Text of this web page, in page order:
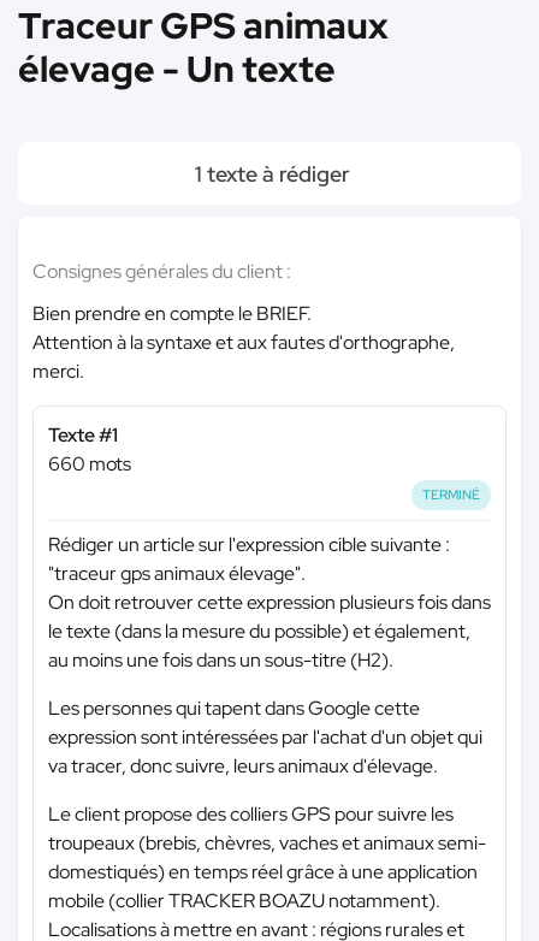
Traceur GPS animaux
élevage - Un texte
1 texte à rédiger
Consignes générales du client :
Bien prendre en compte le BRIEF.
Attention à la syntaxe et aux fautes d'orthographe,
merci.
Texte #1
660 mots
TERMINÉ
Rédiger un article sur l'expression cible suivante :
"traceur gps animaux élevage".
On doit retrouver cette expression plusieurs fois dans
le texte (dans la mesure du possible) et également,
au moins une fois dans un sous-titre (H2).
Les personnes qui tapent dans Google cette
expression sont intéressées par l'achat d'un objet qui
va tracer, donc suivre, leurs animaux d'élevage.
Le client propose des colliers GPS pour suivre les
troupeaux (brebis, chèvres, vaches et animaux semi-
domestiqués) en temps réel grâce à une application
mobile (collier TRACKER BOAZU notamment).
Localisations à mettre en avant : régions rurales et